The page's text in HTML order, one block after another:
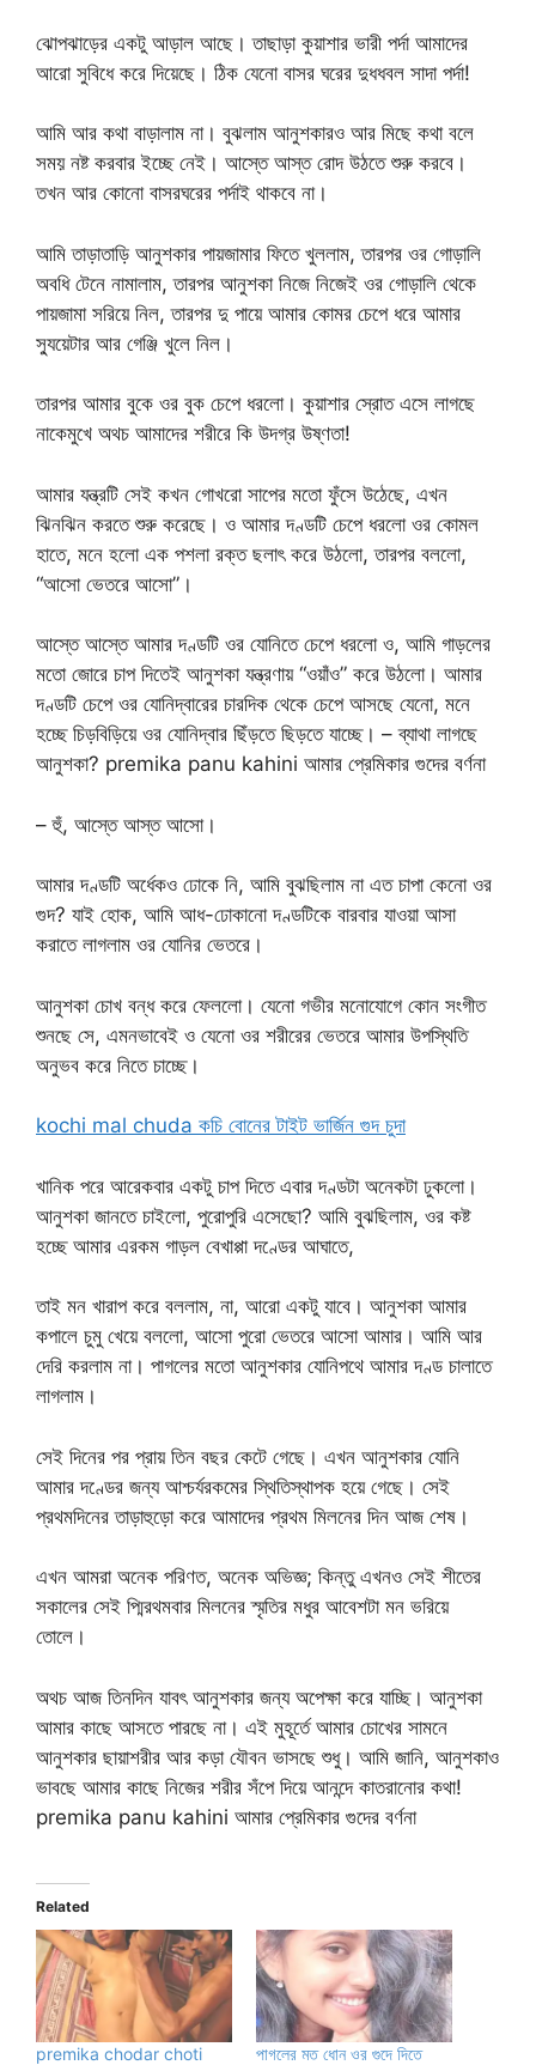
ঝোপঝাড়ের একটু আড়াল আছে। তাছাড়া কুয়াশার ভারী পর্দা আমাদের
আরো সুবিধে করে দিয়েছে। ঠিক যেনো বাসর ঘরের দুধধবল সাদা পর্দা!
আমি আর কথা বাড়ালাম না। বুঝলাম আনুশকারও আর মিছে কথা বলে
সময় নষ্ট করবার ইচ্ছে নেই। আস্তে আস্ত রোদ উঠতে শুরু করবে।
তখন আর কোনো বাসরঘরের পর্দাই থাকবে না।
আমি তাড়াতাড়ি আনুশকার পায়জামার ফিতে খুললাম, তারপর ওর গোড়ালি
অবধি টেনে নামালাম, তারপর আনুশকা নিজে নিজেই ওর গোড়ালি থেকে
পায়জামা সরিয়ে নিল, তারপর দু পায়ে আমার কোমর চেপে ধরে আমার
স্যুয়েটার আর গেঞ্জি খুলে নিল।
তারপর আমার বুকে ওর বুক চেপে ধরলো। কুয়াশার স্রোত এসে লাগছে
নাকেমুখে অথচ আমাদের শরীরে কি উদগ্র উষ্ণতা!
আমার যন্ত্রটি সেই কখন গোখরো সাপের মতো ফুঁসে উঠেছে, এখন
ঝিনঝিন করতে শুরু করেছে। ও আমার দণ্ডটি চেপে ধরলো ওর কোমল
হাতে, মনে হলো এক পশলা রক্ত ছলাৎ করে উঠলো, তারপর বললো,
“আসো ভেতরে আসো”।
আস্তে আস্তে আমার দণ্ডটি ওর যোনিতে চেপে ধরলো ও, আমি গাড়লের
মতো জোরে চাপ দিতেই আনুশকা যন্ত্রণায় “ওয়াঁও” করে উঠলো। আমার
দণ্ডটি চেপে ওর যোনিদ্বারের চারদিক থেকে চেপে আসছে যেনো, মনে
হচ্ছে চিড়বিড়িয়ে ওর যোনিদ্বার ছিঁড়তে ছিড়তে যাচ্ছে। – ব্যাথা লাগছে
আনুশকা? premika panu kahini আমার প্রেমিকার গুদের বর্ণনা
– হুঁ, আস্তে আস্ত আসো।
আমার দণ্ডটি অর্ধেকও ঢোকে নি, আমি বুঝছিলাম না এত চাপা কেনো ওর
গুদ? যাই হোক, আমি আধ-ঢোকানো দণ্ডটিকে বারবার যাওয়া আসা
করাতে লাগলাম ওর যোনির ভেতরে।
আনুশকা চোখ বন্ধ করে ফেললো। যেনো গভীর মনোযোগে কোন সংগীত
শুনছে সে, এমনভাবেই ও যেনো ওর শরীরের ভেতরে আমার উপস্থিতি
অনুভব করে নিতে চাচ্ছে।
kochi mal chuda কচি বোনের টাইট ভার্জিন গুদ চুদা
খানিক পরে আরেকবার একটু চাপ দিতে এবার দণ্ডটা অনেকটা ঢুকলো।
আনুশকা জানতে চাইলো, পুরোপুরি এসেছো? আমি বুঝছিলাম, ওর কষ্ট
হচ্ছে আমার এরকম গাড়ল বেখাপ্পা দণ্ডের আঘাতে,
তাই মন খারাপ করে বললাম, না, আরো একটু যাবে। আনুশকা আমার
কপালে চুমু খেয়ে বললো, আসো পুরো ভেতরে আসো আমার। আমি আর
দেরি করলাম না। পাগলের মতো আনুশকার যোনিপথে আমার দণ্ড চালাতে
লাগলাম।
সেই দিনের পর প্রায় তিন বছর কেটে গেছে। এখন আনুশকার যোনি
আমার দণ্ডের জন্য আশ্চর্যরকমের স্থিতিস্থাপক হয়ে গেছে। সেই
প্রথমদিনের তাড়াহুড়ো করে আমাদের প্রথম মিলনের দিন আজ শেষ।
এখন আমরা অনেক পরিণত, অনেক অভিজ্ঞ; কিন্তু এখনও সেই শীতের
সকালের সেই প্মিরথমবার মিলনের স্মৃতির মধুর আবেশটা মন ভরিয়ে
তোলে।
অথচ আজ তিনদিন যাবৎ আনুশকার জন্য অপেক্ষা করে যাচ্ছি। আনুশকা
আমার কাছে আসতে পারছে না। এই মুহূর্তে আমার চোখের সামনে
আনুশকার ছায়াশরীর আর কড়া যৌবন ভাসছে শুধু। আমি জানি, আনুশকাও
ভাবছে আমার কাছে নিজের শরীর সঁপে দিয়ে আনন্দে কাতরানোর কথা!
premika panu kahini আমার প্রেমিকার গুদের বর্ণনা
Related
premika chodar choti
পাগলের মত ধোন ওর গুদে দিতে